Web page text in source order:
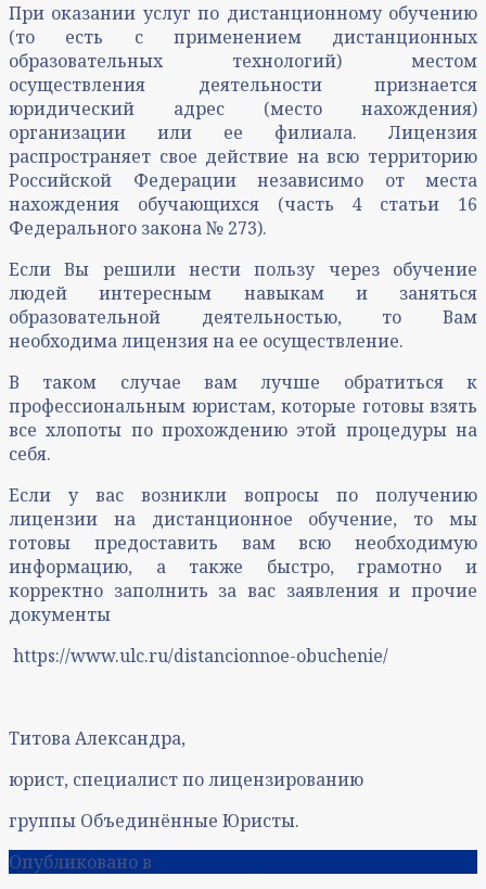
При оказании услуг по дистанционному обучению
(то есть с применением дистанционных
образовательных технологий) местом
осуществления деятельности признается
юридический адрес (место нахождения)
организации или ее филиала. Лицензия
распространяет свое действие на всю территорию
Российской Федерации независимо от места
нахождения обучающихся (часть 4 статьи 16
Федерального закона № 273).
Если Вы решили нести пользу через обучение
людей интересным навыкам и заняться
образовательной деятельностью, то Вам
необходима лицензия на ее осуществление.
В таком случае вам лучше обратиться к
профессиональным юристам, которые готовы взять
все хлопоты по прохождению этой процедуры на
себя.
Если у вас возникли вопросы по получению
лицензии на дистанционное обучение, то мы
готовы предоставить вам всю необходимую
информацию, а также быстро, грамотно и
корректно заполнить за вас заявления и прочие
документы
https://www.ulc.ru/distancionnoe-obuchenie/
Титова Александра,
юрист, специалист по лицензированию
группы Объединённые Юристы.
Опубликовано в